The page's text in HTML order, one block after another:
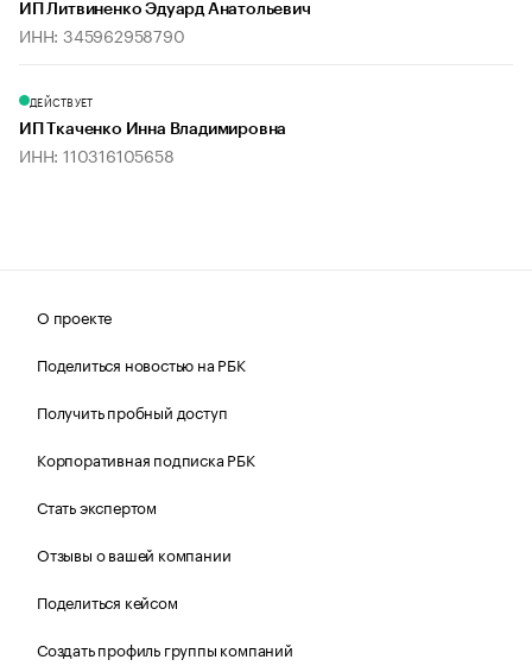
ИП Литвиненко Эдуард Анатольевич
ИНН: 345962958790
ДЕЙСТВУЕТ
ИП Ткаченко Инна Владимировна
ИНН: 110316105658
О проекте
Поделиться новостью на РБК
Получить пробный доступ
Корпоративная подписка РБК
Стать экспертом
Отзывы о вашей компании
Поделиться кейсом
Создать профиль группы компаний